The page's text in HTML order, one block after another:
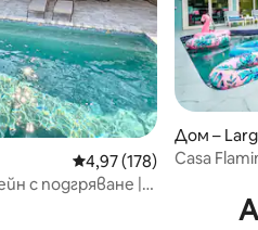
Средна оценка: 4,97
4,97 (178)
с подгряване |
Дом –
Casa